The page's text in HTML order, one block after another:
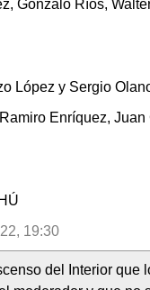
Gonzalo Ríos,
López y Sergio
Enríquez,
19:30
del Interior que